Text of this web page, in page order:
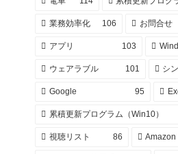
業務効率化 106 お問合せ
アプリ 103
ウェアラブル 101 シ
Google 95
累積更新プログラム（Win10）
視聴リスト 86